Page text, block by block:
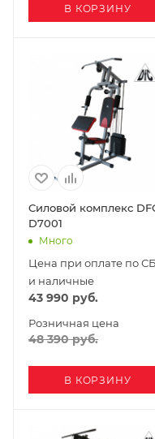
В КОРЗИНУ
Силовой комплекс
D7001
Много
Цена при оплате по
и наличные
43 990 руб.
Розничная цена
48 390руб.
В КОРЗИНУ